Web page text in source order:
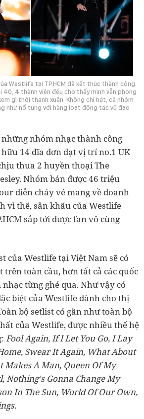
Westlife tại TP.HCM đã kết thúc thành công.
40, 4 thành viên đều cho thấy mình vẫn phong
gì thời thanh xuân. Không chỉ hát, cả nhóm
như nổ tung với hàng loạt động tác vũ đạo
nhóm nhạc thành công
14 đĩa đơn đạt vị trí no.1 UK
thua 2 huyền thoại The
Nhóm bán được 46 triệu
diễn cháy vé mang về doanh
vì thế, sân khấu của Westlife
sắp tới được fan vô cùng
của Westlife tại Việt Nam sẽ có
toàn cầu, hơn tất cả các quốc
từng ghé qua. Như vậy có
biệt của Westlife dành cho thị
bộ setlist có gần như toàn bộ
của Westlife, được nhiều thế hệ
Fool Again, If I Let You Go, I Lay
Swear It Again, What About
Makes A Man, Queen Of My
Nothing's Gonna Change My
In The Sun, World Of Our Own,